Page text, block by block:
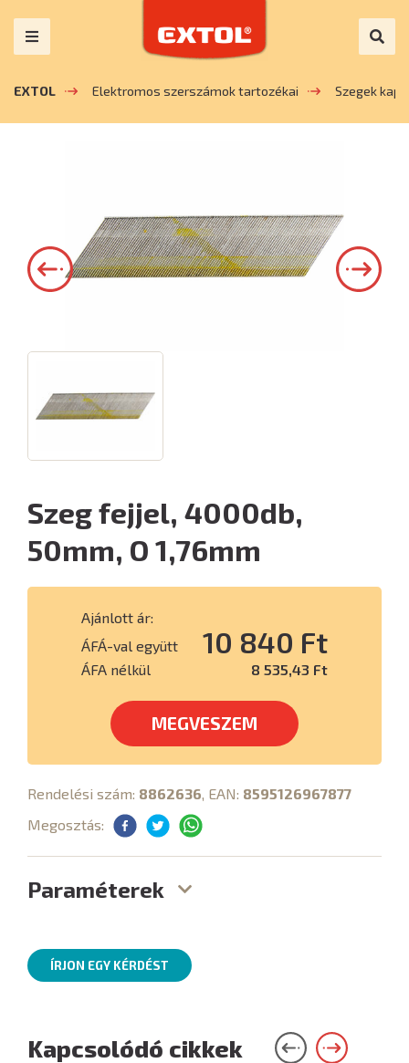
EXTOL Elektromos szerszámok tartozékai Szegek
Szeg fejjel, 4000db,
50mm, O 1,76mm
Ajánlott ár:
ÁFÁ-val együtt
10 840 Ft
ÁFA nélkül 8 535,43 Ft
MEGVESZEM
Rendelési szám: 8862636, EAN: 8595126967877
Megosztás:
Paraméterek
ÍRJON EGY KÉRDÉST
Kapcsolódó cikkek